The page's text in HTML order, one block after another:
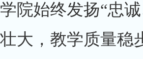
院始终发扬“忠
大，教学质量稳